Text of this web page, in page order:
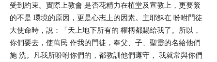
受到約束。實際上教會 是否花精力在植堂及宣教上，更要緊
的不是 環境的原因，更是心志上的因素。主耶穌在 吩咐門徒
大使命時，說：「天上地下所有的 權柄都賜給我了。所以，
你們要去，使萬民 作我的門徒，奉父、子、聖靈的名給他們
施 洗。凡我所吩咐你們的，都教訓他們遵守， 我就常與你們